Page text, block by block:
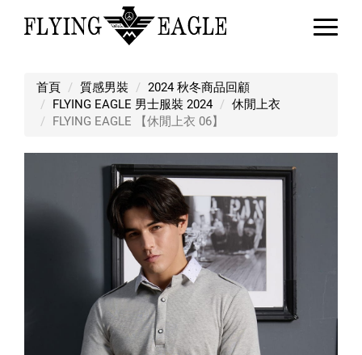
首頁 質感男裝
2024 秋冬商品回顧
FLYING EAGLE 男士服裝 2024
休閒上衣
FLYING EAGLE 【休閒上衣 06】